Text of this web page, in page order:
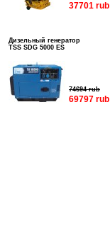
37701 rub
Дизельный генератор
TSS SDG 5000 ES
74694 rub
69797 rub